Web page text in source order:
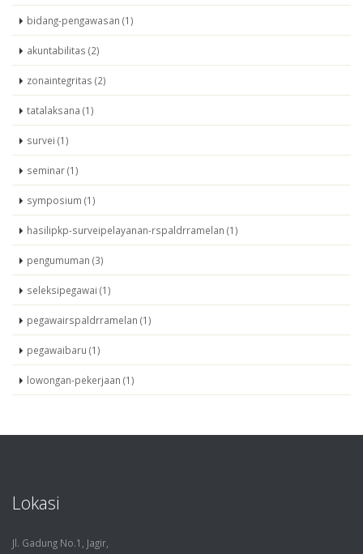
bidang-pengawasan (1)
akuntabilitas (2)
zonaintegritas (2)
tatalaksana (1)
survei (1)
seminar (1)
symposium (1)
hasilipkp-surveipelayanan-rspaldrramelan (1)
pengumuman (3)
seleksipegawai (1)
pegawairspaldrramelan (1)
pegawaibaru (1)
lowongan-pekerjaan (1)
Lokasi
Jl. Gadung No.1, Jagir,